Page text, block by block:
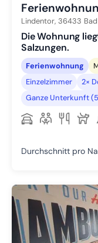
Lindentor, 36433
Die Wohnung
Salzungen.
Ferienwohnung
Einzelzimmer
2×
Ganze Unterkunft
Durchschnitt pro